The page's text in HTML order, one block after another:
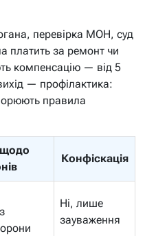
перевірка МОН, суд
платить за ремонт чи
компенсацію — від 5
— профілактика:
правила
Конфіскація
Ні, лише
зауваження